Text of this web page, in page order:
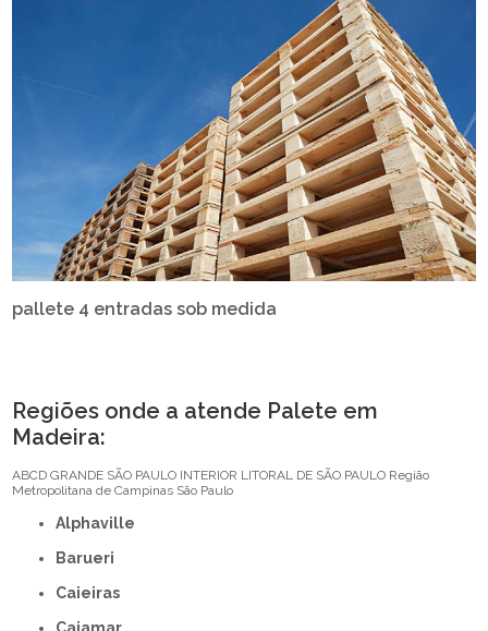
pallete 4 entradas sob medida
Regiões onde a atende Palete em
Madeira:
ABCD GRANDE SÃO PAULO INTERIOR LITORAL DE SÃO PAULO Região
Metropolitana de Campinas São Paulo
Alphaville
Barueri
Caieiras